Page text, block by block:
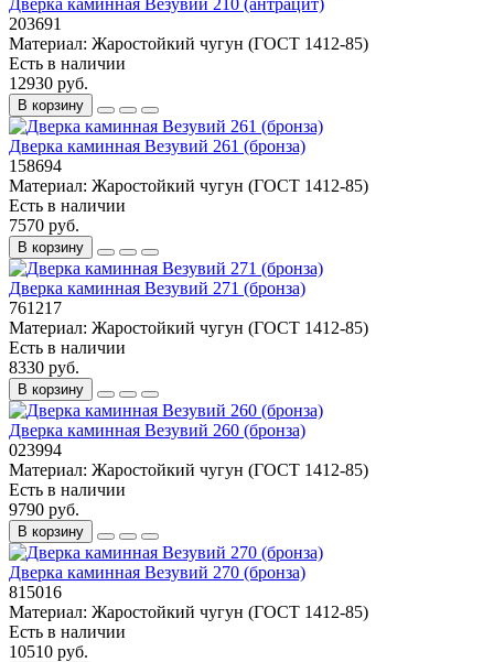
203691
Материал: Жаростойкий чугун (ГОСТ 1412-85)
Есть в наличии
12930 руб.
В корзину
Дверка каминная Везувий 261 (бронза)
158694
Материал: Жаростойкий чугун (ГОСТ 1412-85)
Есть в наличии
7570 руб.
В корзину
Дверка каминная Везувий 271 (бронза)
761217
Материал: Жаростойкий чугун (ГОСТ 1412-85)
Есть в наличии
8330 руб.
В корзину
Дверка каминная Везувий 260 (бронза)
023994
Материал: Жаростойкий чугун (ГОСТ 1412-85)
Есть в наличии
9790 руб.
В корзину
Дверка каминная Везувий 270 (бронза)
815016
Материал: Жаростойкий чугун (ГОСТ 1412-85)
Есть в наличии
10510 руб.